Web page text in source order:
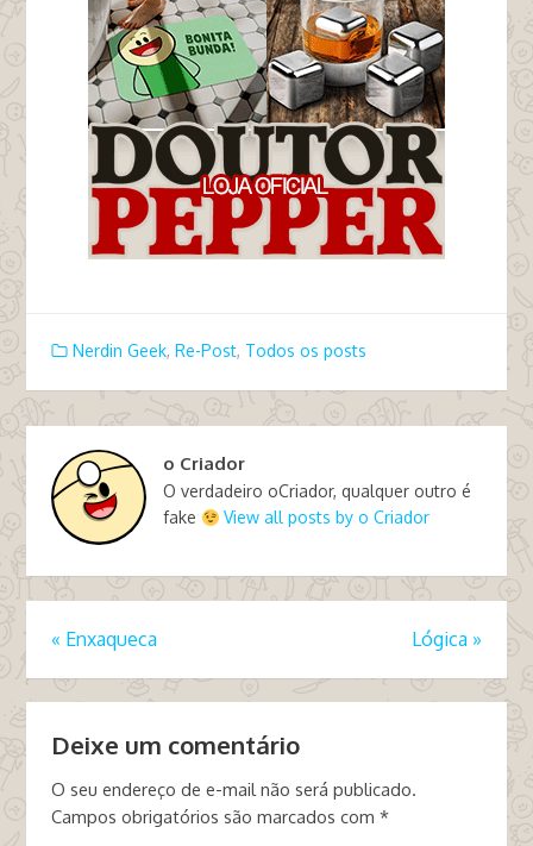
Nerdin Geek, Re-Post, Todos os posts
o Criador
O verdadeiro oCriador, qualquer outro é
fake
View all posts by o Criador
« Enxaqueca Lógica »
Deixe um comentário
O seu endereço de e-mail não será publicado.
Campos obrigatórios são marcados com *